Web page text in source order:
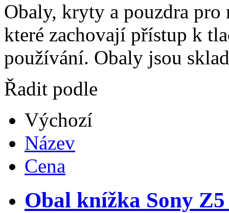
Obaly, kryty a pouzdra
které zachovají přístup k
používání. Obaly jsou
Řadit podle
Výchozí
Název
Cena
Obal knížka Sony